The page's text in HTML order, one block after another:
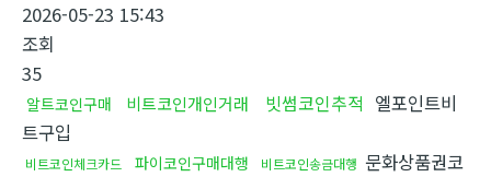
2026-05-23 15:43
조회
35
알트코인구매 비트코인개인거래 빗썸코인추적 엘포인트비
트구입
비트코인체크카드 파이코인구매대행 비트코인송금대행 문화상품권코